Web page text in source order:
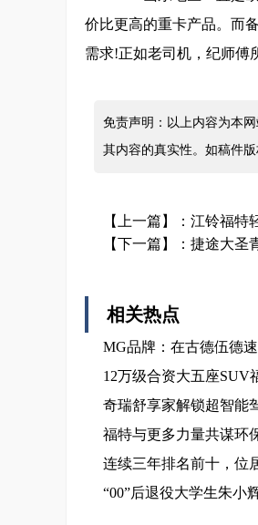
价比更高的重卡产品。而
需求!正如老司机，纪师傅
免责声明：以上内容为本
其内容的真实性。如稿件
【上一篇】： 江铃福特
【下一篇】： 捷途大圣
相关热点
MG品牌：在古德伍德
12万级合资大五座SUV
奇瑞舒享家解锁超智能
福特与更多力量共谋环
连续三年排名前十，位
“00”后退役大学生朱小